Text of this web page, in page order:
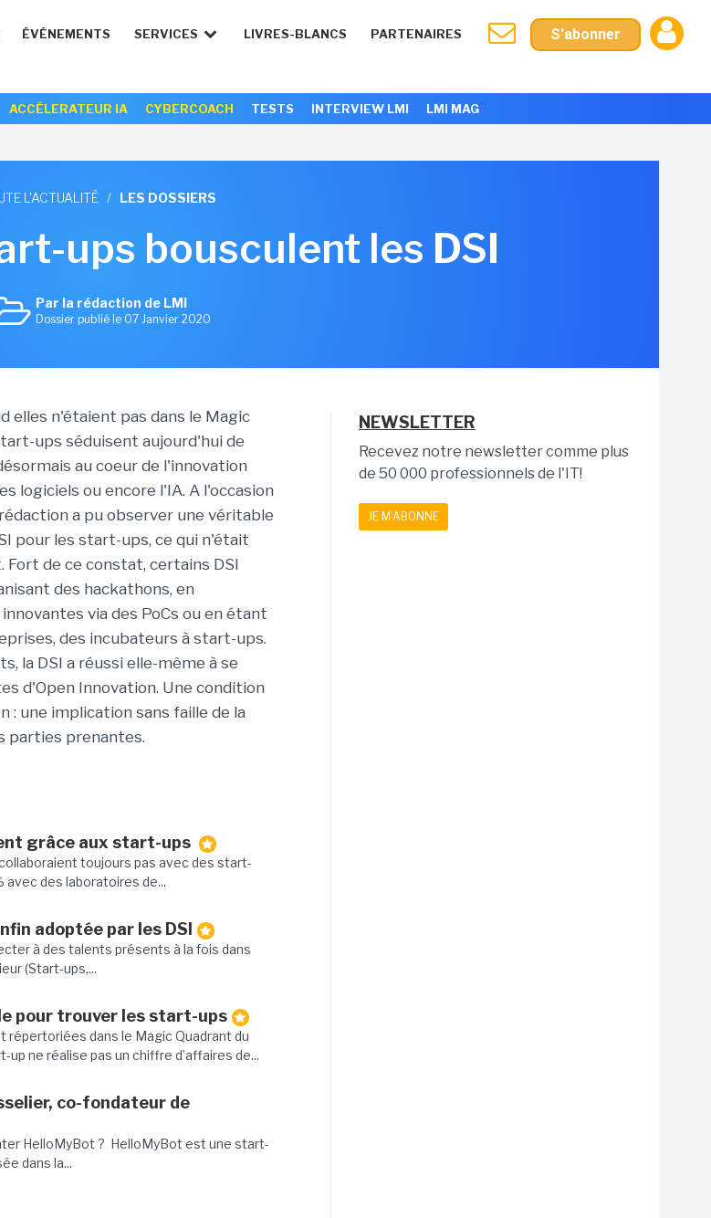
ÉVÉNEMENTS SERVICES LIVRES-BLANCS PARTENAIRES S'abonner
ACCÉLERATEUR IA CYBERCOACH TESTS INTERVIEW LMI LMI MAG
L'ACTUALITÉ / LES DOSSIERS
ups bousculent les DSI
Par la rédaction de LMI
Dossier publié le 07 Janvier 2020
elles n'étaient pas dans le Magic
ups séduisent aujourd'hui de
au coeur de l'innovation
logiciels ou encore l'IA. A l'occasion
a pu observer une véritable
pour les start-ups, ce qui n'était
Fort de ce constat, certains DSI
des hackathons, en
via des PoCs ou en étant
des incubateurs à start-ups.
la DSI a réussi elle-même à se
d'Open Innovation. Une condition
: une implication sans faille de la
parties prenantes.
grâce aux start-ups
toujours pas avec des start-
des laboratoires de...
adoptée par les DSI
à des talents présents à la fois dans
(Start-ups,...
pour trouver les start-ups
répertoriées dans le Magic Quadrant du
up ne réalise pas un chiffre d’affaires de...
co-fondateur de
HelloMyBot ? HelloMyBot est une start-
dans la...
NEWSLETTER
Recevez notre newsletter comme plus
de 50 000 professionnels de l'IT!
JE M'ABONNE